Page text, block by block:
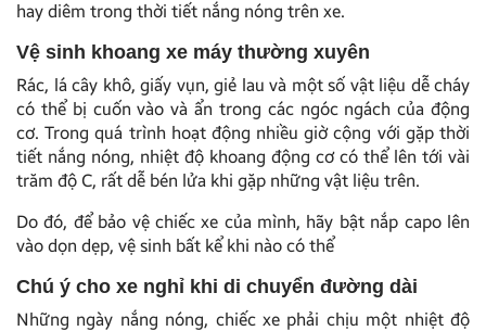
hay diêm trong thời tiết nắng nóng trên xe.
Vệ sinh khoang xe máy thường xuyên
Rác, lá cây khô, giấy vụn, giẻ lau và một số vật liệu dễ cháy
có thể bị cuốn vào và ẩn trong các ngóc ngách của động
cơ. Trong quá trình hoạt động nhiều giờ cộng với gặp thời
tiết nắng nóng, nhiệt độ khoang động cơ có thể lên tới vài
trăm độ C, rất dễ bén lửa khi gặp những vật liệu trên.
Do đó, để bảo vệ chiếc xe của mình, hãy bật nắp capo lên
vào dọn dẹp, vệ sinh bất kể khi nào có thể
Chú ý cho xe nghỉ khi di chuyển đường dài
Những ngày nắng nóng, chiếc xe phải chịu một nhiệt độ